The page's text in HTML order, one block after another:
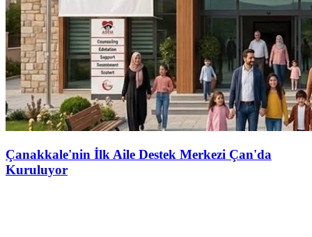
Çanakkale'nin İlk Aile Destek Merkezi Çan'da
Kuruluyor